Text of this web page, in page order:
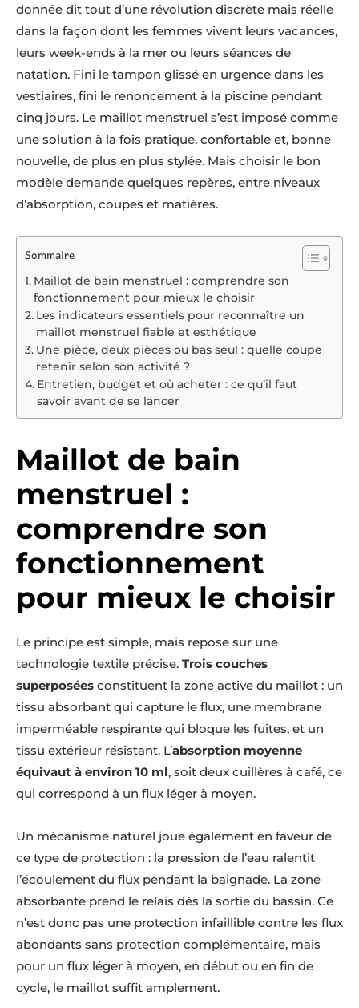
donnée dit tout d’une révolution discrète mais réelle
dans la façon dont les femmes vivent leurs vacances,
leurs week-ends à la mer ou leurs séances de
natation. Fini le tampon glissé en urgence dans les
vestiaires, fini le renoncement à la piscine pendant
cinq jours. Le maillot menstruel s’est imposé comme
une solution à la fois pratique, confortable et, bonne
nouvelle, de plus en plus stylée. Mais choisir le bon
modèle demande quelques repères, entre niveaux
d’absorption, coupes et matières.
Sommaire
Maillot de bain menstruel : comprendre son
fonctionnement pour mieux le choisir
Les indicateurs essentiels pour reconnaître un
maillot menstruel fiable et esthétique
Une pièce, deux pièces ou bas seul : quelle coupe
retenir selon son activité ?
Entretien, budget et où acheter : ce qu’il faut
savoir avant de se lancer
Maillot de bain
menstruel :
comprendre son
fonctionnement
pour mieux le choisir
Le principe est simple, mais repose sur une
technologie textile précise. Trois couches
superposées constituent la zone active du maillot : un
tissu absorbant qui capture le flux, une membrane
imperméable respirante qui bloque les fuites, et un
tissu extérieur résistant. L’absorption moyenne
équivaut à environ 10 ml, soit deux cuillères à café, ce
qui correspond à un flux léger à moyen.
Un mécanisme naturel joue également en faveur de
ce type de protection : la pression de l’eau ralentit
l’écoulement du flux pendant la baignade. La zone
absorbante prend le relais dès la sortie du bassin. Ce
n’est donc pas une protection infaillible contre les flux
abondants sans protection complémentaire, mais
pour un flux léger à moyen, en début ou en fin de
cycle, le maillot suffit amplement.